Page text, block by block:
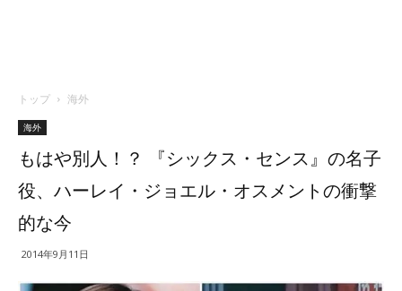
トップ 海外
海外
もはや別人！？ 『シックス・センス』の名子
役、ハーレイ・ジョエル・オスメントの衝撃
的な今
2014年9月11日